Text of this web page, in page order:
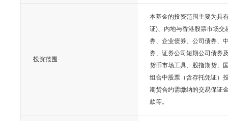
投资范围
本基金的投资范围主要为具
证)、内地与香港股票市场交
券、企业债券、公司债券、
券、证券公司短期公司债券
货币市场工具、股指期货、
组合中股票（含存托凭证）
期货合约需缴纳的交易保证
款等。